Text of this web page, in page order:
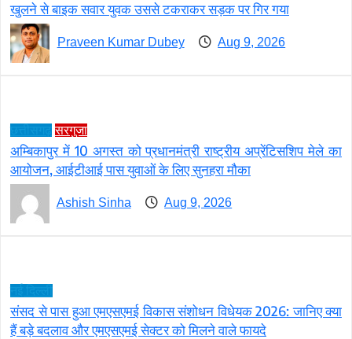
खुलने से बाइक सवार युवक उससे टकराकर सड़क पर गिर गया
Praveen Kumar Dubey Aug 9, 2026
सरगुजा
अम्बिकापुर में 10 अगस्त को प्रधानमंत्री राष्ट्रीय अप्रेंटिसशिप मेले का
आयोजन, आईटीआई पास युवाओं के लिए सुनहरा मौका
Ashish Sinha Aug 9, 2026
संसद से पास हुआ एमएसएमई विकास संशोधन विधेयक 2026: जानिए क्या
हैं बड़े बदलाव और एमएसएमई सेक्टर को मिलने वाले फायदे